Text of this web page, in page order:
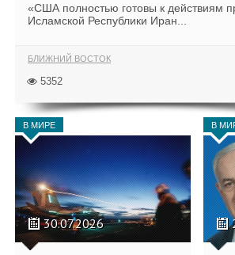
«США полностью готовы к действиям
Исламской Республики Иран...
БЛИЖНИЙ ВОСТОК
5352
В МИРЕ
30.07.2026
В